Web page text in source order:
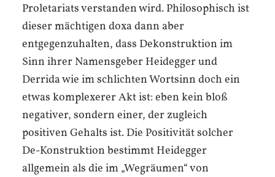
Proletariats verstanden wird. Philosophisch ist
dieser mächtigen doxa dann aber
entgegenzuhalten, dass Dekonstruktion im
Sinn ihrer Namensgeber Heidegger und
Derrida wie im schlichten Wortsinn doch ein
etwas komplexerer Akt ist: eben kein bloß
negativer, sondern einer, der zugleich
positiven Gehalts ist. Die Positivität solcher
De-Konstruktion bestimmt Heidegger
allgemein als die im „Wegräumen“ von